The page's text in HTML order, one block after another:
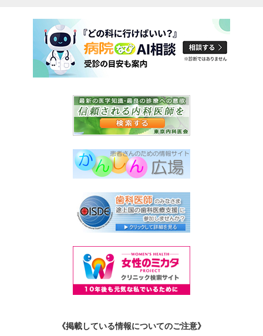
《掲載している情報についてのご注意》